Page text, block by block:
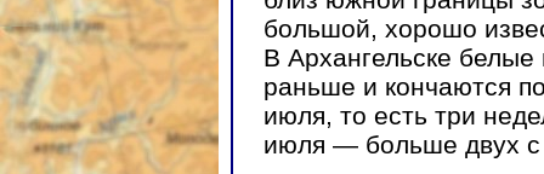
большой, хорошо
В Архангельске
раньше и кончаются
июля, то есть три
июля — больше двух с